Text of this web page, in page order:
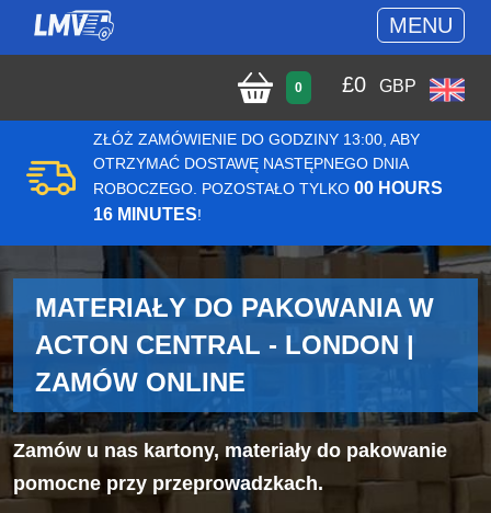
MENU
0 £0 GBP
ZŁÓŻ ZAMÓWIENIE DO GODZINY 13:00, ABY
OTRZYMAĆ DOSTAWĘ NASTĘPNEGO DNIA
ROBOCZEGO. POZOSTAŁO TYLKO 00 HOURS
16 MINUTES!
MATERIAŁY DO PAKOWANIA W
ACTON CENTRAL - LONDON |
ZAMÓW ONLINE
Zamów u nas kartony, materiały do pakowanie
pomocne przy przeprowadzkach.